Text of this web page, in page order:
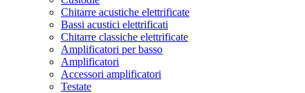
Chitarre acustiche elettrificate
Bassi acustici elettrificati
Chitarre classiche elettrificate
Amplificatori per basso
Amplificatori
Accessori amplificatori
Testate